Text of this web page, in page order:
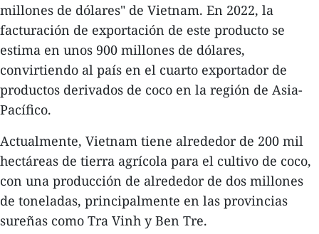
millones de dólares" de Vietnam. En 2022, la
facturación de exportación de este producto se
estima en unos 900 millones de dólares,
convirtiendo al país en el cuarto exportador de
productos derivados de coco en la región de Asia-
Pacífico.
Actualmente, Vietnam tiene alrededor de 200 mil
hectáreas de tierra agrícola para el cultivo de coco,
con una producción de alrededor de dos millones
de toneladas, principalmente en las provincias
sureñas como Tra Vinh y Ben Tre.